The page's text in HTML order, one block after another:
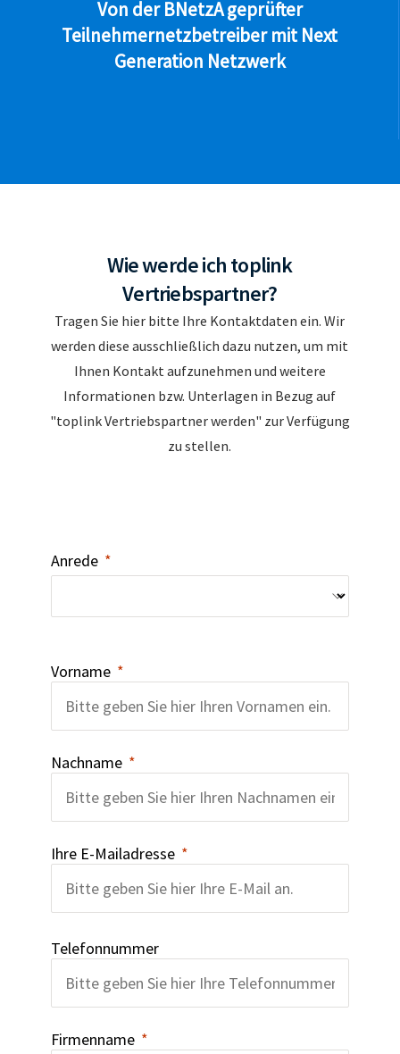
Von der BNetzA geprüfter
Teilnehmernetzbetreiber mit Next
Generation Netzwerk
Wie werde ich toplink
Vertriebspartner?
Tragen Sie hier bitte Ihre Kontaktdaten ein. Wir
werden diese ausschließlich dazu nutzen, um mit
Ihnen Kontakt aufzunehmen und weitere
Informationen bzw. Unterlagen in Bezug auf
"toplink Vertriebspartner werden" zur Verfügung
zu stellen.
Anrede
Vorname
Nachname
Ihre E-Mailadresse
Telefonnummer
Firmenname